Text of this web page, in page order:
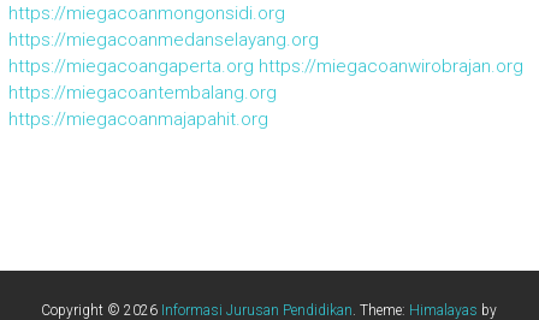
https://miegacoanmongonsidi.org
https://miegacoanmedanselayang.org
https://miegacoangaperta.org https://miegacoanwirobrajan.org
https://miegacoantembalang.org
https://miegacoanmajapahit.org
Copyright © 2026 Informasi Jurusan Pendidikan. Theme: Himalayas by